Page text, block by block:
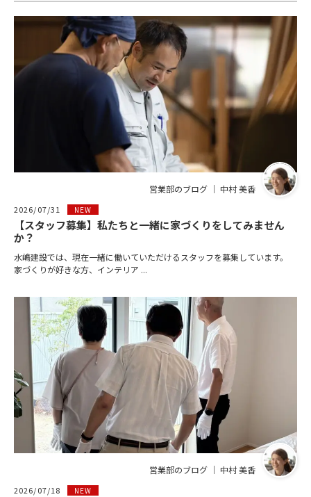
営業部のブログ ｜ 中村 美香
2026/07/31 NEW
【スタッフ募集】私たちと一緒に家づくりをしてみません
か？
水嶋建設では、現在一緒に働いていただけるスタッフを募集しています。
家づくりが好きな方、インテリア ...
営業部のブログ ｜ 中村 美香
2026/07/18 NEW